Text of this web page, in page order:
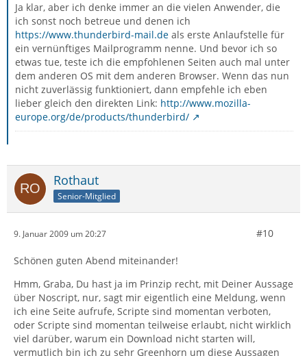
Ja klar, aber ich denke immer an die vielen Anwender, die
ich sonst noch betreue und denen ich
https://www.thunderbird-mail.de als erste Anlaufstelle für
ein vernünftiges Mailprogramm nenne. Und bevor ich so
etwas tue, teste ich die empfohlenen Seiten auch mal unter
dem anderen OS mit dem anderen Browser. Wenn das nun
nicht zuverlässig funktioniert, dann empfehle ich eben
lieber gleich den direkten Link: http://www.mozilla-
europe.org/de/products/thunderbird/
Rothaut
Senior-Mitglied
9. Januar 2009 um 20:27 #10
Schönen guten Abend miteinander!
Hmm, Graba, Du hast ja im Prinzip recht, mit Deiner Aussage
über Noscript, nur, sagt mir eigentlich eine Meldung, wenn
ich eine Seite aufrufe, Scripte sind momentan verboten,
oder Scripte sind momentan teilweise erlaubt, nicht wirklich
viel darüber, warum ein Download nicht starten will,
vermutlich bin ich zu sehr Greenhorn um diese Aussagen